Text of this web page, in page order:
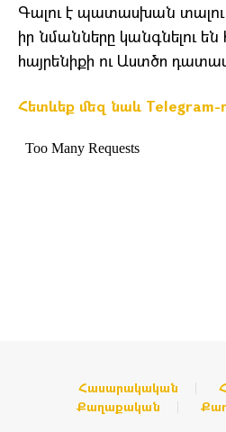
Գալու է պատասխան
իր նմանները կանգնելու են
հայրենիքի ու Աստծո
Հետևեք մեզ նաև Telegram-
Հասարակական
Քաղաքական